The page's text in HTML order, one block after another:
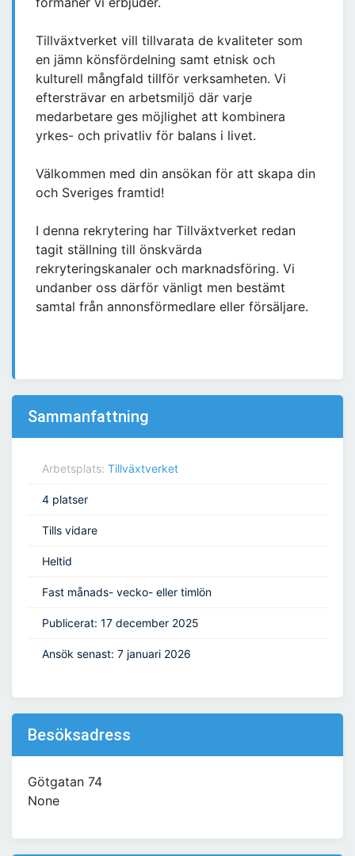
Tillväxtverket vill tillvarata de kvaliteter som
en jämn könsfördelning samt etnisk och
kulturell mångfald tillför verksamheten. Vi
eftersträvar en arbetsmiljö där varje
medarbetare ges möjlighet att kombinera
yrkes- och privatliv för balans i livet.
Välkommen med din ansökan för att skapa din
och Sveriges framtid!
I denna rekrytering har Tillväxtverket redan
tagit ställning till önskvärda
rekryteringskanaler och marknadsföring. Vi
undanber oss därför vänligt men bestämt
samtal från annonsförmedlare eller försäljare.
Sammanfattning
Arbetsplats: Tillväxtverket
4 platser
Tills vidare
Heltid
Fast månads- vecko- eller timlön
Publicerat: 17 december 2025
Ansök senast: 7 januari 2026
Besöksadress
Götgatan 74
None